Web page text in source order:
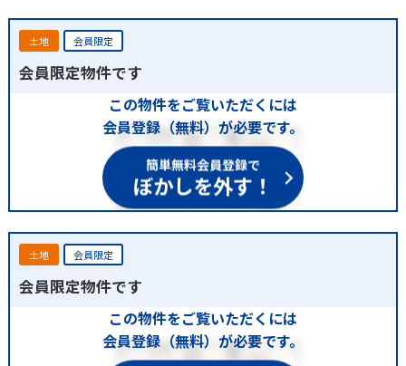
土地 会員限定
会員限定物件です
この物件をご覧いただくには
会員登録（無料）が必要です。
簡単無料会員登録で
ぼかしを外す！
土地 会員限定
会員限定物件です
この物件をご覧いただくには
会員登録（無料）が必要です。